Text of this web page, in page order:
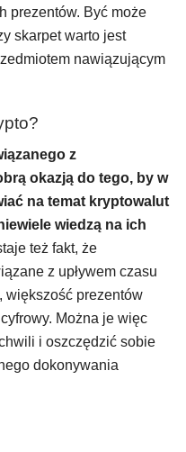
prezentów. Być może
skarpet warto jest
nawiązującym
z
okazją do tego, by w
na temat kryptowalut
wiedzą na ich
też fakt, że
z upływem czasu
większość prezentów
Można je więc
i oszczędzić sobie
dokonywania